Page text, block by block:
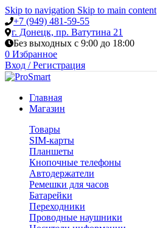
Skip to navigation Skip to main content
+7 (949) 481-59-55
г. Донецк, пр. Ватутина 21
Без выходных с 9:00 до 18:00
0 Избранное
Вход / Регистрация
Главная
Магазин
Товары
SIM-карты
Планшеты
Кнопочные телефоны
Автодержатели
Ремешки для часов
Батарейки
Переходники
Проводные наушники